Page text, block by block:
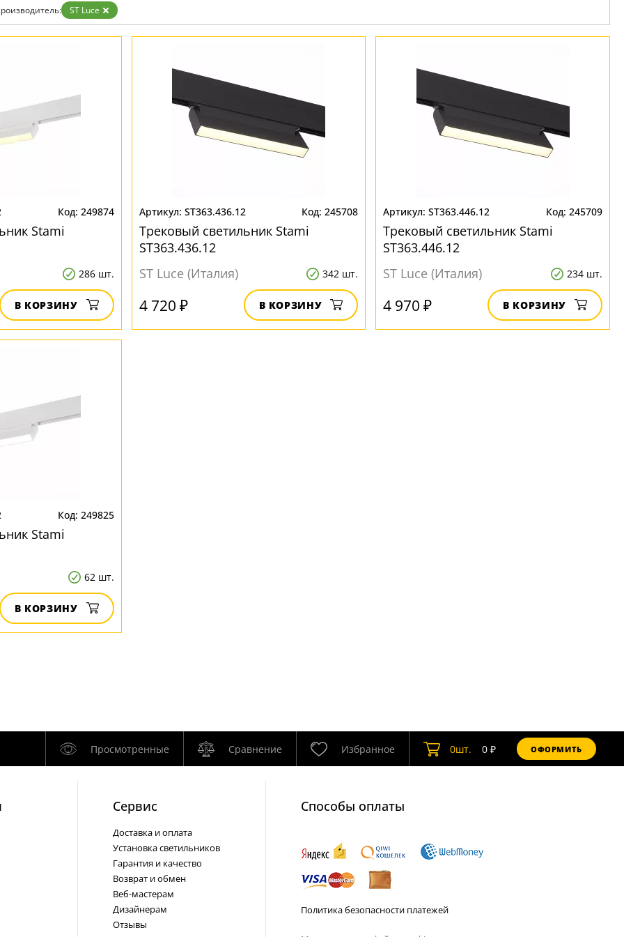
Бронза
Золото
Прозрачные
ST Luce
249874
Stami
286 шт.
В КОРЗИНУ
ST363.436.12 245708
Трековый светильник Stami
ST363.436.12
ST Luce (Италия)
342 шт.
4 720 ₽ В КОРЗИНУ
ST363.446.12 245709
Трековый светильник Stami
ST363.446.12
ST Luce (Италия)
234 шт.
4 970 ₽ В КОРЗИНУ
249825
Stami
62 шт.
В КОРЗИНУ
Просмотренные Сравнение Избранное 0шт. 0₽ ОФОРМИТЬ
Cервис
Доставка и оплата
Установка светильников
Гарантия и качество
Возврат и обмен
Веб-мастерам
Дизайнерам
Отзывы
Способы оплаты
Политика безопасности платежей